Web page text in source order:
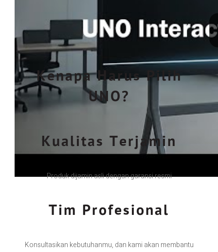
Kenapa Harus Pilih
UNO?
Kualitas Terjamin
Produk dijamin asli dengan garansi resmi
Tim Profesional
Konsultasikan kebutuhanmu, dan kami akan membantu